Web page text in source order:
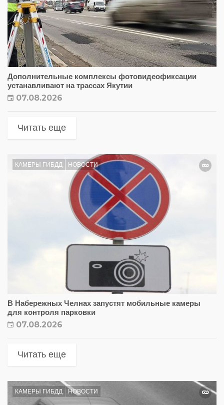
Дополнительные комплексы фотовидеофиксации
устанавливают на трассах Якутии
07.08.2026
Читать еще
КАМЕРЫ ГИБДД НОВОСТИ
В Набережных Челнах запустят мобильные камеры
для контроля парковки
07.08.2026
Читать еще
КАМЕРЫ ГИБДД НОВОСТИ